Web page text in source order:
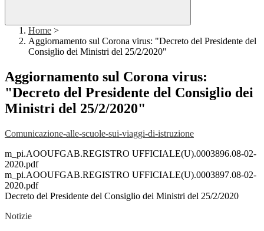
Home >
Aggiornamento sul Corona virus: "Decreto del Presidente del
Consiglio dei Ministri del 25/2/2020"
Aggiornamento sul Corona virus:
"Decreto del Presidente del Consiglio dei
Ministri del 25/2/2020"
Comunicazione-alle-scuole-sui-viaggi-di-istruzione
m_pi.AOOUFGAB.REGISTRO UFFICIALE(U).0003896.08-02-
2020.pdf
m_pi.AOOUFGAB.REGISTRO UFFICIALE(U).0003897.08-02-
2020.pdf
Decreto del Presidente del Consiglio dei Ministri del 25/2/2020
Notizie